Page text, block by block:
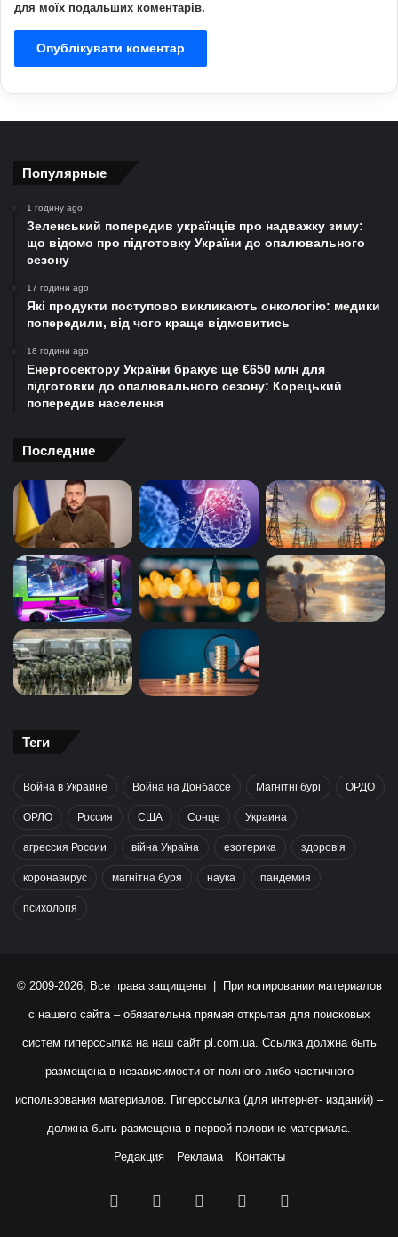
для моїх подальших коментарів.
Популярные
1 годину ago
Зеленський попередив українців про надважку зиму:
що відомо про підготовку України до опалювального
сезону
17 години ago
Які продукти поступово викликають онкологію: медики
попередили, від чого краще відмовитись
18 години ago
Енергосектору України бракує ще €650 млн для
підготовки до опалювального сезону: Корецький
попередив населення
Последние
Теги
Война в Украине Война на Донбассе Магнітні бурі ОРДО
ОРЛО Россия США Сонце Украина
агрессия России війна Україна езотерика здоров’я
коронавирус магнітна буря наука пандемия
психологія
© 2009-2026, Все права защищены | При копировании материалов
с нашего сайта – обязательна прямая открытая для поисковых
систем гиперссылка на наш сайт pl.com.ua. Ссылка должна быть
размещена в независимости от полного либо частичного
использования материалов. Гиперссылка (для интернет- изданий) –
должна быть размещена в первой половине материала.
Редакция Реклама Контакты
Facebook YouTubeInstagram